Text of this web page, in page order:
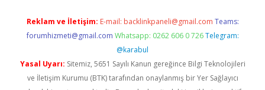
Reklam ve İletişim: E-mail: backlinkpaneli@gmail.com Teams:
forumhizmeti@gmail.com Whatsapp: 0262 606 0 726 Telegram:
@karabul
Yasal Uyarı: Sitemiz, 5651 Sayılı Kanun gereğince Bilgi Teknolojileri
ve İletişim Kurumu (BTK) tarafından onaylanmış bir Yer Sağlayıcı